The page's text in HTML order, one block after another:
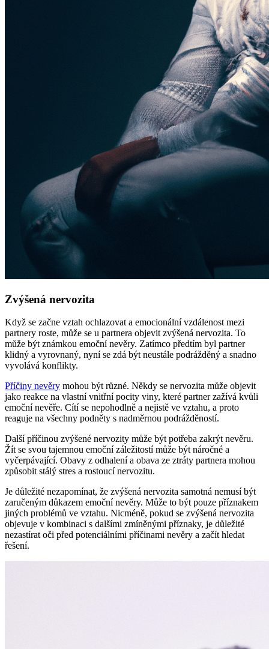
Zvýšená nervozita
Když se začne vztah ochlazovat a emocionální vzdálenost mezi
partnery roste, může se u partnera objevit zvýšená nervozita. To
může být známkou emoční nevěry. Zatímco předtím byl partner
klidný a vyrovnaný, nyní se zdá být neustále podrážděný a snadno
vyvolává konflikty.
Příčiny nevěry mohou být různé. Někdy se nervozita může objevit
jako reakce na vlastní vnitřní pocity viny, které partner zažívá kvůli
emoční nevěře. Cítí se nepohodlně a nejistě ve vztahu, a proto
reaguje na všechny podněty s nadměrnou podrážděností.
Další příčinou zvýšené nervozity může být potřeba zakrýt nevěru.
Žít se svou tajemnou emoční záležitostí může být náročné a
vyčerpávající. Obavy z odhalení a obava ze ztráty partnera mohou
způsobit stálý stres a rostoucí nervozitu.
Je důležité nezapomínat, že zvýšená nervozita samotná nemusí být
zaručeným důkazem emoční nevěry. Může to být pouze příznakem
jiných problémů ve vztahu. Nicméně, pokud se zvýšená nervozita
objevuje v kombinaci s dalšími zmíněnými příznaky, je důležité
nezastírat oči před potenciálními příčinami nevěry a začít hledat
řešení.